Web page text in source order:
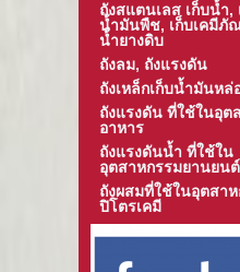
ถังสแตนเลส เก็บน้ำ,
น้ำมันพืช, เก็บเคมีภั
น้ำยางดิบ
ถังลม, ถังแรงดัน
ถังเหล็กเก็บน้ำมันหล่
ถังแรงดัน ที่ใช้ในอุต
อาหาร
ถังแรงดันน้ำ ที่ใช้ใน
อุตสาหกรรมยานยนต์
ถังผสมที่ใช้ในอุตสา
ปิโตรเคมี